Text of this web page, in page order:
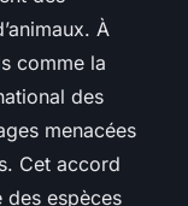
À
comme la
des
menacées
Cet accord
des espèces